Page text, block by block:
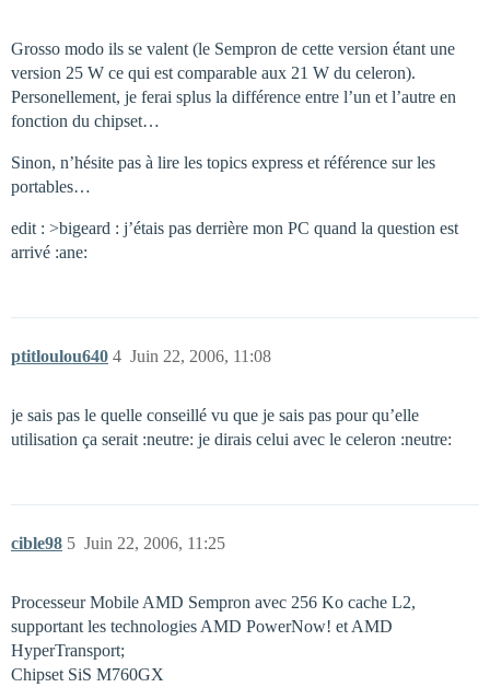
Grosso modo ils se valent (le Sempron de cette version étant une
version 25 W ce qui est comparable aux 21 W du celeron).
Personellement, je ferai splus la différence entre l’un et l’autre en
fonction du chipset…
Sinon, n’hésite pas à lire les topics express et référence sur les
portables…
edit : >bigeard : j’étais pas derrière mon PC quand la question est
arrivé :ane:
ptitloulou640 Juin 22, 2006, 11:08
4
je sais pas le quelle conseillé vu que je sais pas pour qu’elle
utilisation ça serait :neutre: je dirais celui avec le celeron :neutre:
cible98 Juin 22, 2006, 11:25
5
Processeur Mobile AMD Sempron avec 256 Ko cache L2,
supportant les technologies AMD PowerNow! et AMD
HyperTransport;
Chipset SiS M760GX